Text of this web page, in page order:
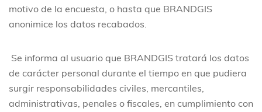
motivo de la encuesta, o hasta que BRANDGIS
anonimice los datos recabados.
Se informa al usuario que BRANDGIS tratará los datos
de carácter personal durante el tiempo en que pudiera
surgir responsabilidades civiles, mercantiles,
administrativas, penales o fiscales, en cumplimiento con